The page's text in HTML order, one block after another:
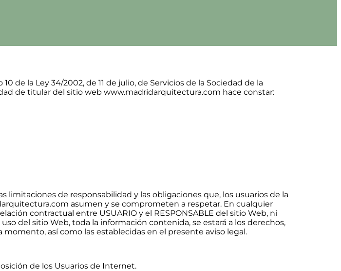
la Ley 34/2002, de 11 de julio, de Servicios de la Sociedad de la
de titular del sitio web www.madridarquitectura.com hace constar:
limitaciones de responsabilidad y las obligaciones que, los usuarios de la
asumen y se comprometen a respetar. En cualquier
contractual entre USUARIO y el RESPONSABLE del sitio Web, ni
del sitio Web, toda la información contenida, se estará a los derechos,
así como las establecidas en el presente aviso legal.
de los Usuarios de Internet.